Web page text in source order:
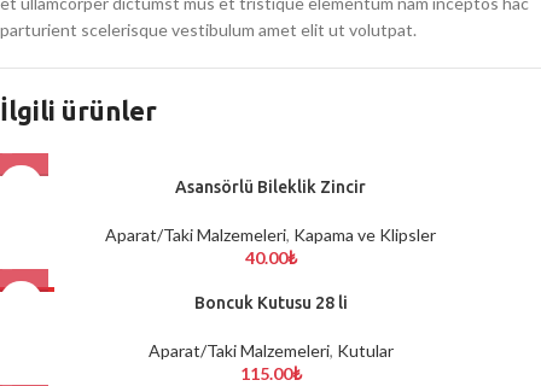
parturient scelerisque vestibulum amet elit ut volutpat.
İlgili ürünler
Asansörlü Bileklik Zincir
Aparat/Taki Malzemeleri, Kapama ve Klipsler
40.00₺
Boncuk Kutusu 28 li
Aparat/Taki Malzemeleri, Kutular
115.00₺